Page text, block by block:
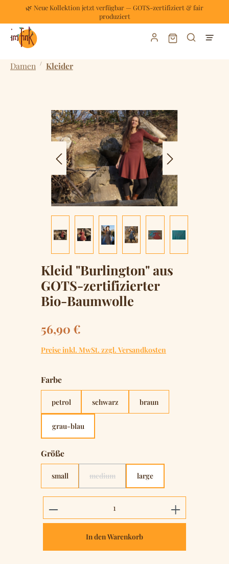
Zum Hauptinhalt springen
🌿 Neue Kollektion jetzt verfügbar — GOTS-zertifiziert & fair
produziert
Warenkorb
Damen / Kleider
Kleid "Burlington" aus
GOTS-zertifizierter
Bio-Baumwolle
Regulärer Preis:
56,90 €
Preise inkl. MwSt. zzgl. Versandkosten
Farbeauswählen
petrol schwarz braun
grau-blau
Größeauswählen
small medium
(Diese Option ist zurzeit nicht verfügbar.)
large
Produkt Anzahl: Gib den
In den Warenkorb